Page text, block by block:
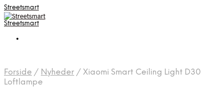
Streetsmart
Streetsmart
Forside / Nyheder / Xiaomi Smart Ceiling Light D30
Loftlampe